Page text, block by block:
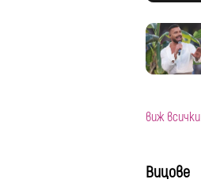
виж всички
Вицове